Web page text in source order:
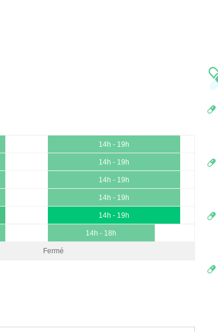
14h - 19h
14h - 19h
14h - 19h
14h - 19h
14h - 19h
14h - 18h
Fermé